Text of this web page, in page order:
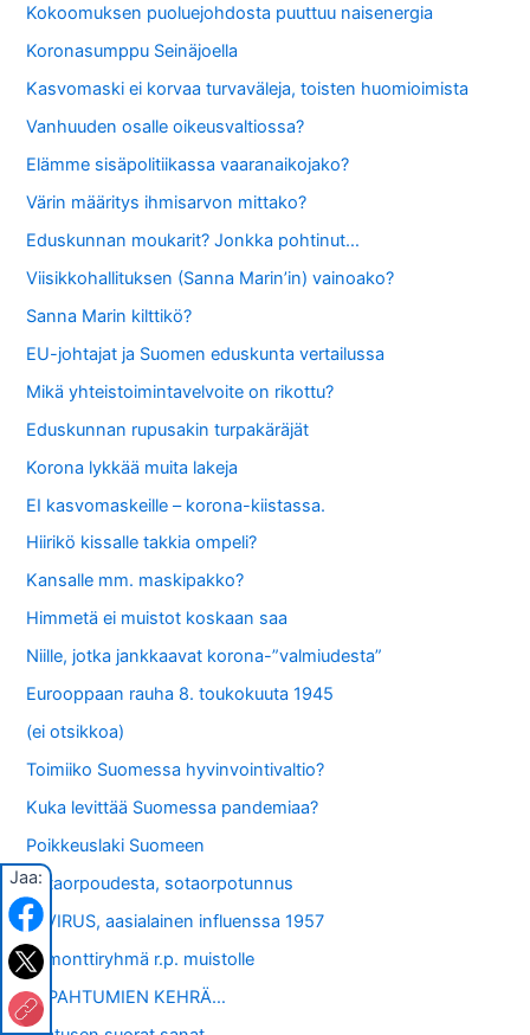
Kokoomuksen puoluejohdosta puuttuu naisenergia
Koronasumppu Seinäjoella
Kasvomaski ei korvaa turvaväleja, toisten huomioimista
Vanhuuden osalle oikeusvaltiossa?
Elämme sisäpolitiikassa vaaranaikojako?
Värin määritys ihmisarvon mittako?
Eduskunnan moukarit? Jonkka pohtinut…
Viisikkohallituksen (Sanna Marin’in) vainoako?
Sanna Marin kilttikö?
EU-johtajat ja Suomen eduskunta vertailussa
Mikä yhteistoimintavelvoite on rikottu?
Eduskunnan rupusakin turpakäräjät
Korona lykkää muita lakeja
EI kasvomaskeille – korona-kiistassa.
Hiirikö kissalle takkia ompeli?
Kansalle mm. maskipakko?
Himmetä ei muistot koskaan saa
Niille, jotka jankkaavat korona-”valmiudesta”
Eurooppaan rauha 8. toukokuuta 1945
(ei otsikkoa)
Toimiiko Suomessa hyvinvointivaltio?
Kuka levittää Suomessa pandemiaa?
Poikkeuslaki Suomeen
Sotaorpoudesta, sotaorpotunnus
A-VIRUS, aasialainen influenssa 1957
Remonttiryhmä r.p. muistolle
TAPAHTUMIEN KEHRÄ…
Jaa: